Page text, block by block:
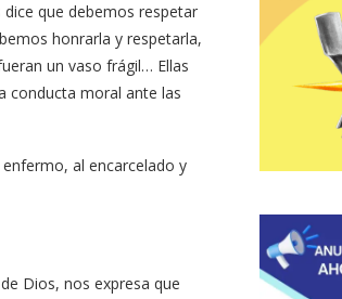
que debemos respetar
honrarla y respetarla,
un vaso frágil… Ellas
conducta moral ante las
al encarcelado y
Dios, nos expresa que